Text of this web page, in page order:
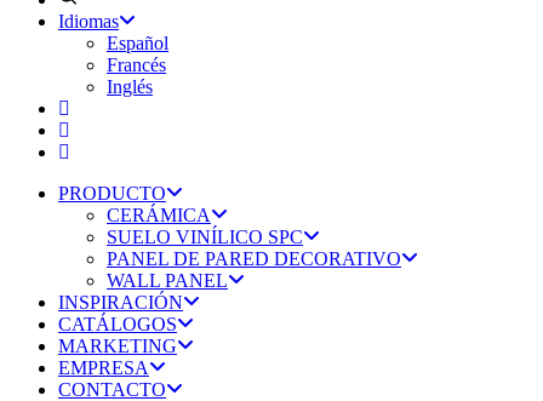
Idiomas
Español
Francés
Inglés
PRODUCTO
CERÁMICA
SUELO VINÍLICO SPC
PANEL DE PARED DECORATIVO
WALL PANEL
INSPIRACIÓN
CATÁLOGOS
MARKETING
EMPRESA
CONTACTO